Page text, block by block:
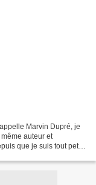
Marvin Dupré, je
auteur et
que je suis tout petit.